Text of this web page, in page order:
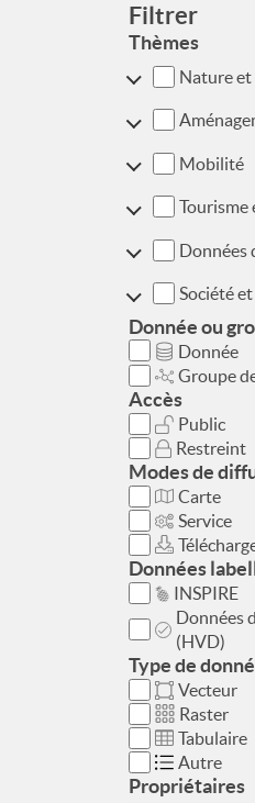
Filtrer
Thèmes
Nature
Mobilité
Tourisme
Données
Société
Donnée ou
Donnée
Groupe
Accès
Public
Restreint
Modes de
Carte
Service
Données
INSPIRE
Données
(HVD)
Type de
Vecteur
Raster
Tabulaire
Autre
Propriétaires